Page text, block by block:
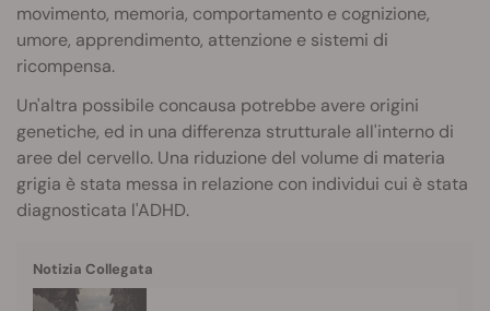
movimento, memoria, comportamento e cognizione,
umore, apprendimento, attenzione e sistemi di
ricompensa.
Un'altra possibile concausa potrebbe avere origini
genetiche, ed in una differenza strutturale all'interno di
aree del cervello. Una riduzione del volume di materia
grigia è stata messa in relazione con individui cui è stata
diagnosticata l'ADHD.
Notizia Collegata